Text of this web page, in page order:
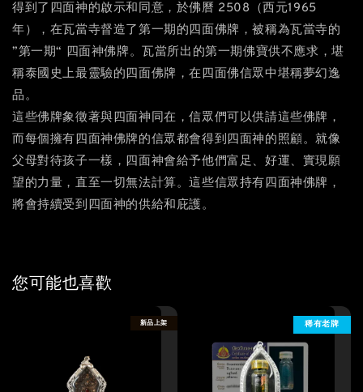
得到了四面神的啟示和同意，於佛曆 2508（西元1965
年），在瓦當寺督造了第一期的四面佛牌，被稱為瓦當寺的
”第一期“ 四面神佛牌。瓦當所出的第一期佛寶供不應求，堪
稱泰國史上最靈驗的四面佛牌，在四面佛信眾中堪稱夢幻逸
品。
這些佛牌象徵著與四面神同在，信眾們可以供請這些佛牌，
而每個擁有四面神佛牌的信眾都會得到四面神的照顧。就像
父母對待孩子一樣，四面神會給予他們富足、好運、實現願
望的力量，直至一切無法計算。這些信眾持有四面神佛牌，
將會持續受到四面神的供給和庇護。
您可能也喜歡
新品上架 稀有老牌